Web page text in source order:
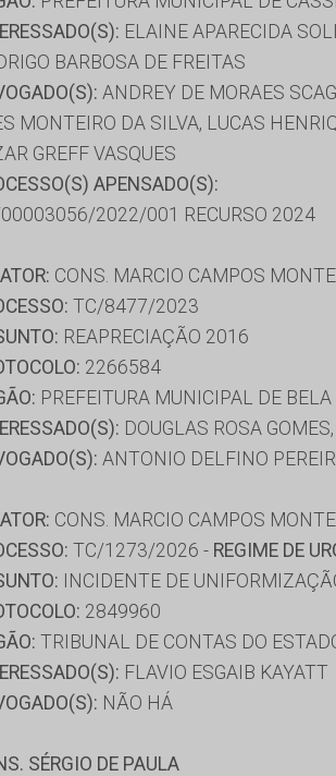
ELAINE APARECIDA
BARBOSA DE FREITAS
ANDREY DE MORAES
MONTEIRO DA SILVA, LUCAS
GREFF VASQUES
APENSADO(S):
2022/001 RECURSO 2024
CONS. MARCIO CAMPOS
TC/8477/2023
REAPRECIAÇÃO 2016
2266584
PREFEITURA MUNICIPAL DE
DOUGLAS ROSA
ANTONIO DELFINO
CONS. MARCIO CAMPOS
TC/1273/2026 - REGIME DE
INCIDENTE DE
2849960
TRIBUNAL DE CONTAS DO
FLAVIO ESGAIB KAYATT
NÃO HÁ
SÉRGIO DE PAULA